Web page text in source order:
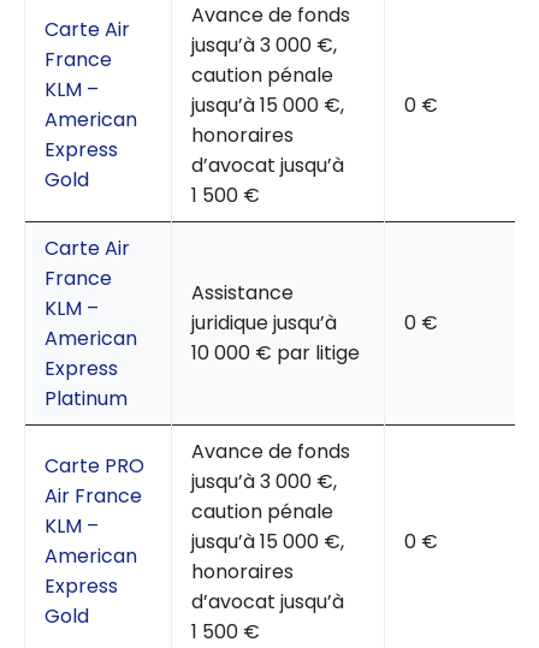
Carte Air
France
KLM –
American
Express
Gold
Avance de fonds
jusqu’à 3 000 €,
caution pénale
jusqu’à 15 000 €,
honoraires
d’avocat jusqu’à
1 500 €
0 €
Carte Air
France
KLM –
American
Express
Platinum
Assistance
juridique jusqu’à
10 000 € par litige
0 €
Carte PRO
Air France
KLM –
American
Express
Gold
Avance de fonds
jusqu’à 3 000 €,
caution pénale
jusqu’à 15 000 €,
honoraires
d’avocat jusqu’à
1 500 €
0 €